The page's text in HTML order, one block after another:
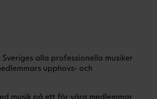
alla professionella musiker
upphovs- och